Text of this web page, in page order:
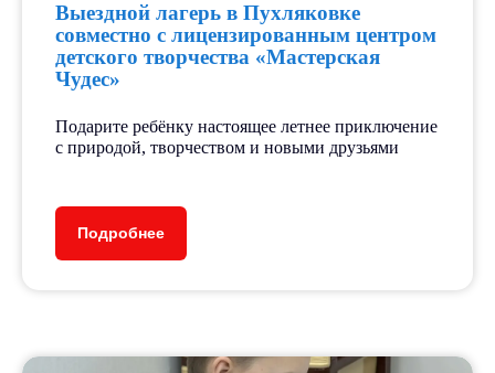
Выездной лагерь в Пухляковке
совместно с лицензированным центром
детского творчества «Мастерская
Чудес»
Подарите ребёнку настоящее летнее приключение
с природой, творчеством и новыми друзьями
Подробнее